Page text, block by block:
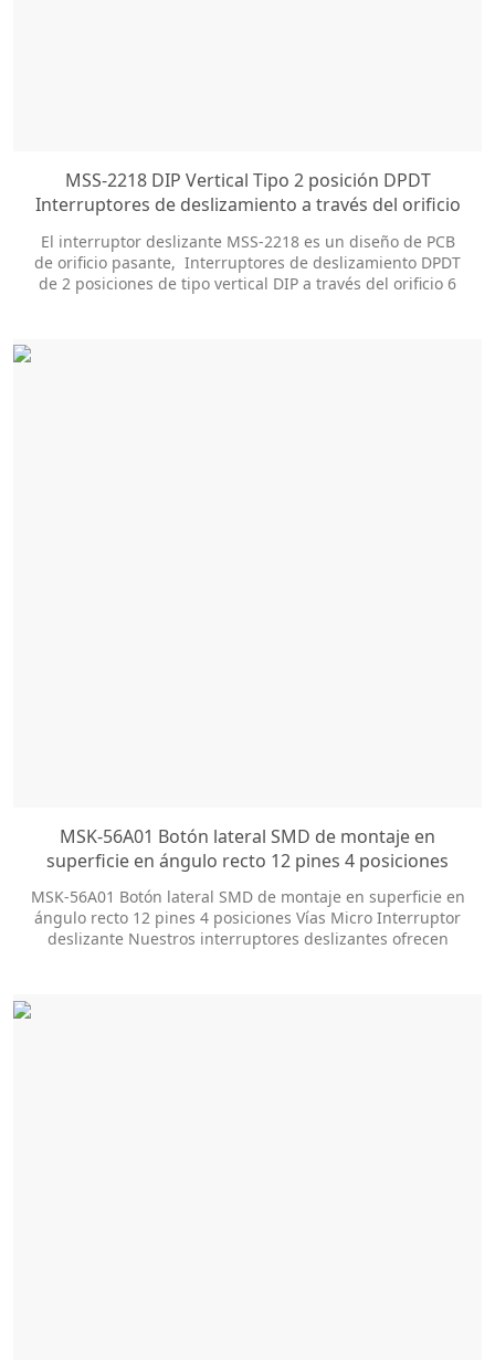
MSS-2218 DIP Vertical Tipo 2 posición DPDT
Interruptores de deslizamiento a través del orificio
El interruptor deslizante MSS-2218 es un diseño de PCB
de orificio pasante, Interruptores de deslizamiento DPDT
de 2 posiciones de tipo vertical DIP a través del orificio 6
MSK-56A01 Botón lateral SMD de montaje en
superficie en ángulo recto 12 pines 4 posiciones
Vías Micro Interruptor deslizante
MSK-56A01 Botón lateral SMD de montaje en superficie en
ángulo recto 12 pines 4 posiciones Vías Micro Interruptor
deslizante Nuestros interruptores deslizantes ofrecen